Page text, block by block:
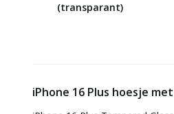
(transparant)
iPhone 16 Plus hoesje